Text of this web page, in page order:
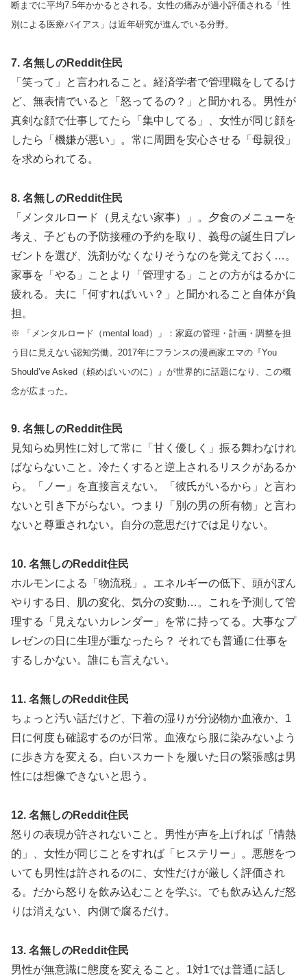
断までに平均7.5年かかるとされる。女性の痛みが過小評価される「性
別による医療バイアス」は近年研究が進んでいる分野。
7. 名無しのReddit住民
「笑って」と言われること。経済学者で管理職をしてるけ
ど、無表情でいると「怒ってるの？」と聞かれる。男性が
真剣な顔で仕事してたら「集中してる」、女性が同じ顔を
したら「機嫌が悪い」。常に周囲を安心させる「母親役」
を求められてる。
8. 名無しのReddit住民
「メンタルロード（見えない家事）」。夕食のメニューを
考え、子どもの予防接種の予約を取り、義母の誕生日プレ
ゼントを選び、洗剤がなくなりそうなのを覚えておく…。
家事を「やる」ことより「管理する」ことの方がはるかに
疲れる。夫に「何すればいい？」と聞かれること自体が負
担。
※ 「メンタルロード（mental load）」：家庭の管理・計画・調整を担
う目に見えない認知労働。2017年にフランスの漫画家エマの『You
Should’ve Asked（頼めばいいのに）』が世界的に話題になり、この概
念が広まった。
9. 名無しのReddit住民
見知らぬ男性に対して常に「甘く優しく」振る舞わなけれ
ばならないこと。冷たくすると逆上されるリスクがあるか
ら。「ノー」を直接言えない。「彼氏がいるから」と言わ
ないと引き下がらない。つまり「別の男の所有物」と言わ
ないと尊重されない。自分の意思だけでは足りない。
10. 名無しのReddit住民
ホルモンによる「物流税」。エネルギーの低下、頭がぼん
やりする日、肌の変化、気分の変動…。これを予測して管
理する「見えないカレンダー」を常に持ってる。大事なプ
レゼンの日に生理が重なったら？ それでも普通に仕事を
するしかない。誰にも言えない。
11. 名無しのReddit住民
ちょっと汚い話だけど、下着の湿りが分泌物か血液か、1
日に何度も確認するのが日常。血液なら服に染みないよう
に歩き方を変える。白いスカートを履いた日の緊張感は男
性には想像できないと思う。
12. 名無しのReddit住民
怒りの表現が許されないこと。男性が声を上げれば「情熱
的」、女性が同じことをすれば「ヒステリー」。悪態をつ
いても男性は許されるのに、女性だけが厳しく評価され
る。だから怒りを飲み込むことを学ぶ。でも飲み込んだ怒
りは消えない、内側で腐るだけ。
13. 名無しのReddit住民
男性が無意識に態度を変えること。1対1では普通に話し